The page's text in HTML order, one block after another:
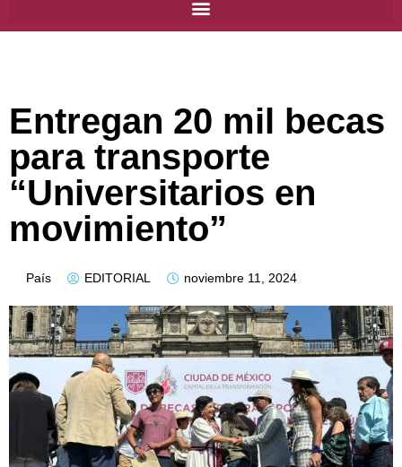
Entregan 20 mil becas
para transporte
“Universitarios en
movimiento”
País EDITORIAL noviembre 11, 2024